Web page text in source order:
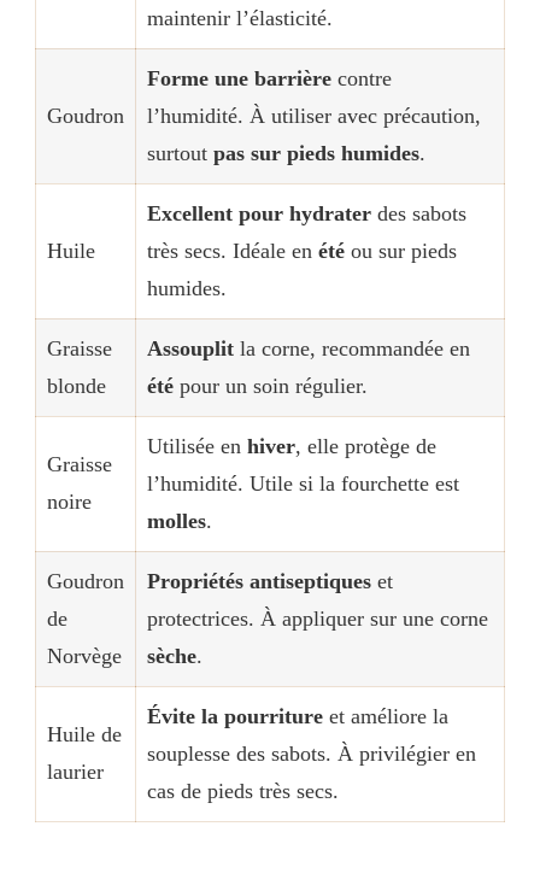
maintenir l’élasticité.
Goudron
Forme une barrière contre
l’humidité. À utiliser avec précaution,
surtout pas sur pieds humides.
Huile
Excellent pour hydrater des sabots
très secs. Idéale en été ou sur pieds
humides.
Graisse
blonde
Assouplit la corne, recommandée en
été pour un soin régulier.
Graisse
noire
Utilisée en hiver, elle protège de
l’humidité. Utile si la fourchette est
molles.
Goudron
de
Norvège
Propriétés antiseptiques et
protectrices. À appliquer sur une corne
sèche.
Huile de
laurier
Évite la pourriture et améliore la
souplesse des sabots. À privilégier en
cas de pieds très secs.